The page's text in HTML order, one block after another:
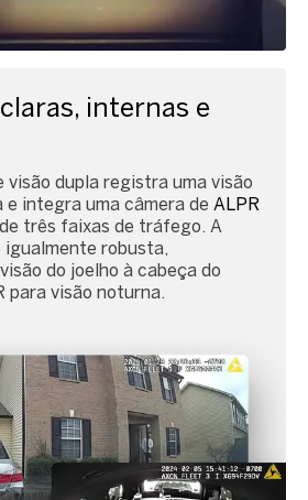
internas e
visão dupla registra uma visão
e integra uma câmera de ALPR
três faixas de tráfego. A
robusta,
do joelho à cabeça do
para visão noturna.